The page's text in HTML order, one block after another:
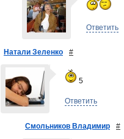
Ответить
Натали Зеленко #
5
Ответить
Смольников Владимир #